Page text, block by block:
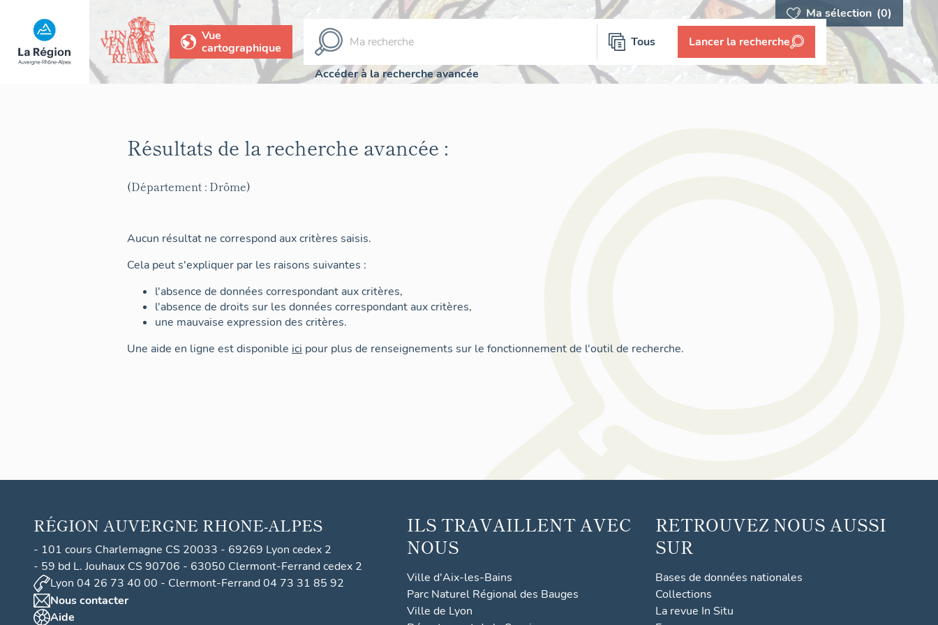
Ma sélection (0)
Vue
cartographique
Tous Lancer la recherche
Accéder à la recherche avancée
Résultats de la recherche avancée :
(Département : Drôme)
Aucun résultat ne correspond aux critères saisis.
Cela peut s'expliquer par les raisons suivantes :
l'absence de données correspondant aux critères,
l'absence de droits sur les données correspondant aux critères,
une mauvaise expression des critères.
Une aide en ligne est disponible ici pour plus de renseignements sur le fonctionnement de l'outil de recherche.
RÉGION AUVERGNE RHONE-ALPES
- 101 cours Charlemagne CS 20033 - 69269 Lyon cedex 2
- 59 bd L. Jouhaux CS 90706 - 63050 Clermont-Ferrand cedex 2
Lyon 04 26 73 40 00 - Clermont-Ferrand 04 73 31 85 92
Nous contacter
Aide
ILS TRAVAILLENT AVEC
NOUS
Ville d'Aix-les-Bains
Parc Naturel Régional des Bauges
Ville de Lyon
RETROUVEZ NOUS AUSSI
SUR
Bases de données nationales
Collections
La revue In Situ